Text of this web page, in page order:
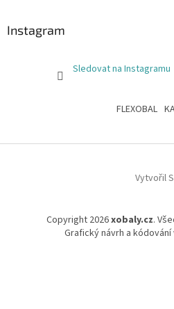
Instagram
Sledovat na Instagramu
FLEXOBAL
Vytvořil
Copyright 2026xobaly.cz.
Grafický návrh a